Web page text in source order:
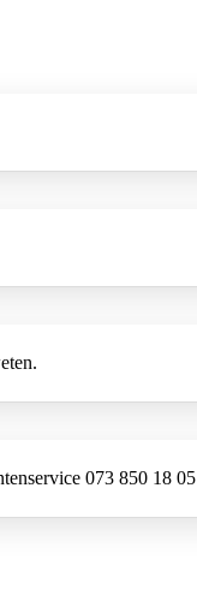
073 850 18 05